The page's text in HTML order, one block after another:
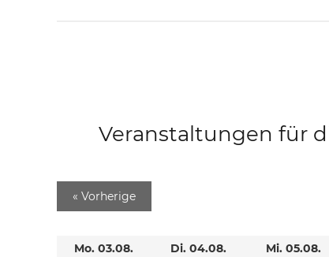
Veranstaltungen für
« Vorherige
Mo. 03.08. Di. 04.08. Mi. 05.08.